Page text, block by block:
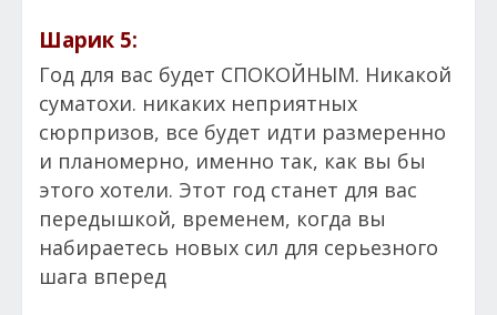
Шарик 5:
Год для вас будет СПОКОЙНЫМ. Никакой
суматохи. никаких неприятных
сюрпризов, все будет идти размеренно
и планомерно, именно так, как вы бы
этого хотели. Этот год станет для вас
передышкой, временем, когда вы
набираетесь новых сил для серьезного
шага вперед